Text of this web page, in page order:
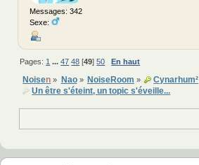
Messages: 342
Sexe:
Pages: 1 ...47 48 [49]50 En haut
Noisen » Nao» NoiseRoom » Cynarhum²
Un être s'éteint, un topic s'éveille...